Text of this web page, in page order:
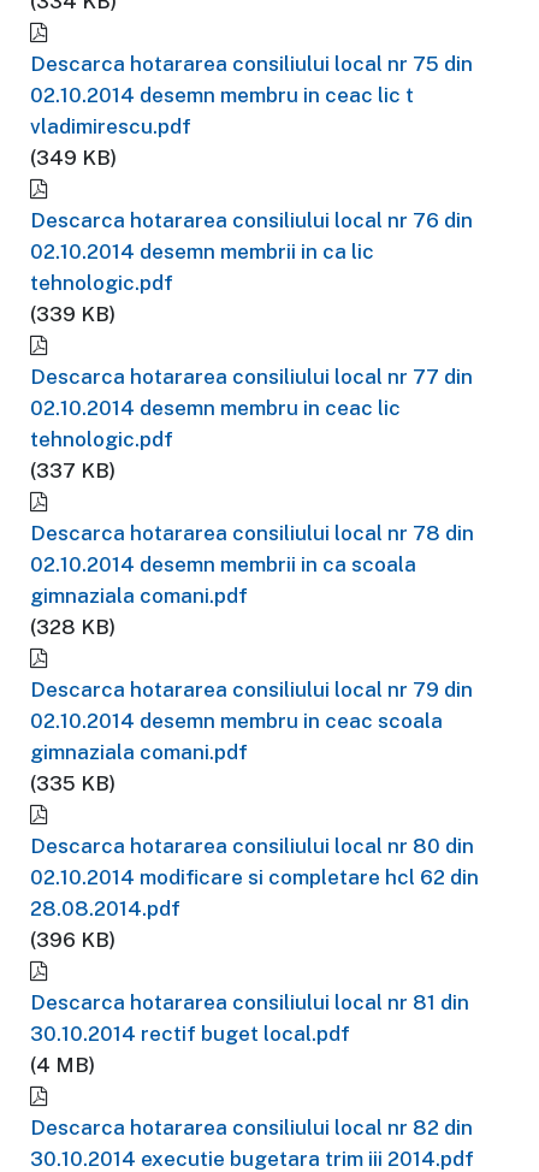
Descarca hotararea consiliului local nr 75 din
02.10.2014 desemn membru in ceac lic t
vladimirescu.pdf
(349 KB)
Descarca hotararea consiliului local nr 76 din
02.10.2014 desemn membrii in ca lic
tehnologic.pdf
(339 KB)
Descarca hotararea consiliului local nr 77 din
02.10.2014 desemn membru in ceac lic
tehnologic.pdf
(337 KB)
Descarca hotararea consiliului local nr 78 din
02.10.2014 desemn membrii in ca scoala
gimnaziala comani.pdf
(328 KB)
Descarca hotararea consiliului local nr 79 din
02.10.2014 desemn membru in ceac scoala
gimnaziala comani.pdf
(335 KB)
Descarca hotararea consiliului local nr 80 din
02.10.2014 modificare si completare hcl 62 din
28.08.2014.pdf
(396 KB)
Descarca hotararea consiliului local nr 81 din
30.10.2014 rectif buget local.pdf
(4 MB)
Descarca hotararea consiliului local nr 82 din
30.10.2014 executie bugetara trim iii 2014.pdf